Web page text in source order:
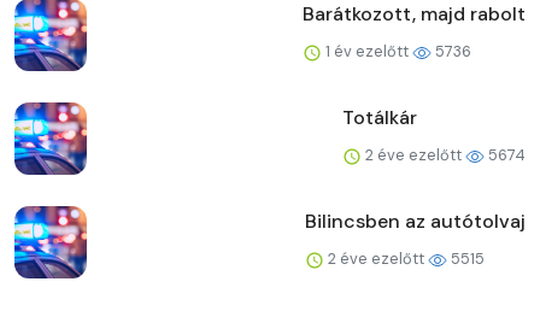
Barátkozott, majd rabolt
1 év ezelőtt 5736
Totálkár
2 éve ezelőtt 5674
Bilincsben az autótolvaj
2 éve ezelőtt 5515